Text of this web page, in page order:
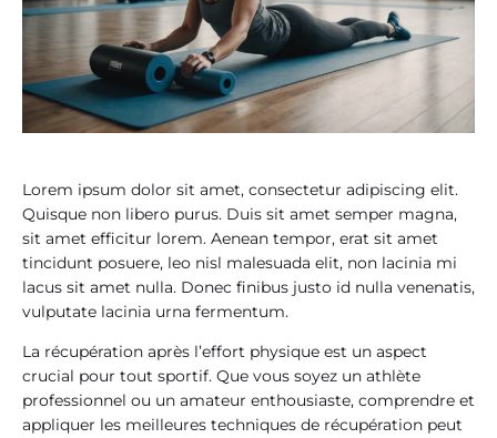
Lorem ipsum dolor sit amet, consectetur adipiscing elit.
Quisque non libero purus. Duis sit amet semper magna,
sit amet efficitur lorem. Aenean tempor, erat sit amet
tincidunt posuere, leo nisl malesuada elit, non lacinia mi
lacus sit amet nulla. Donec finibus justo id nulla venenatis,
vulputate lacinia urna fermentum.
La récupération après l’effort physique est un aspect
crucial pour tout sportif. Que vous soyez un athlète
professionnel ou un amateur enthousiaste, comprendre et
appliquer les meilleures techniques de récupération peut